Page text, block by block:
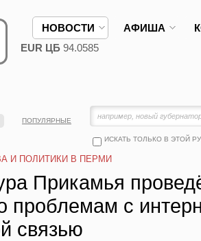
НОВОСТИ АФИША
EUR ЦБ 94.0585
ИСКАТЬ ТОЛЬКО В ЭТОЙ
ПОПУЛЯРНЫЕ
И ПОЛИТИКИ В ПЕРМИ
Прикамья
проблемам с
связью